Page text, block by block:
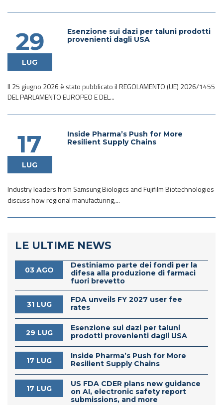
29
LUG
Esenzione sui dazi per taluni prodotti
provenienti dagli USA
Il 25 giugno 2026 è stato pubblicato il REGOLAMENTO (UE) 2026/1455
DEL PARLAMENTO EUROPEO E DEL...
17
LUG
Inside Pharma’s Push for More
Resilient Supply Chains
Industry leaders from Samsung Biologics and Fujifilm Biotechnologies
discuss how regional manufacturing,...
LE ULTIME NEWS
03 AGO
Destiniamo parte dei fondi per la
difesa alla produzione di farmaci
fuori brevetto
31 LUG
FDA unveils FY 2027 user fee
rates
29 LUG
Esenzione sui dazi per taluni
prodotti provenienti dagli USA
17 LUG
Inside Pharma’s Push for More
Resilient Supply Chains
17 LUG
US FDA CDER plans new guidance
on AI, electronic safety report
submissions, and more